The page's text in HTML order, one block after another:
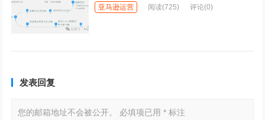
亚马逊运营 阅读(725) 评论(0)
发表回复
您的邮箱地址不会被公开。 必填项已用* 标注